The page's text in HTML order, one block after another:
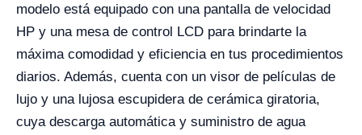
modelo está equipado con una pantalla de velocidad
HP y una mesa de control LCD para brindarte la
máxima comodidad y eficiencia en tus procedimientos
diarios. Además, cuenta con un visor de películas de
lujo y una lujosa escupidera de cerámica giratoria,
cuya descarga automática y suministro de agua